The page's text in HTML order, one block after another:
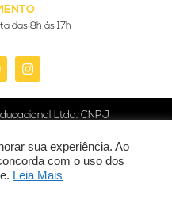
das 8h ás 17h
Ltda. CNPJ
sua experiência. Ao
com o uso dos
Leia Mais